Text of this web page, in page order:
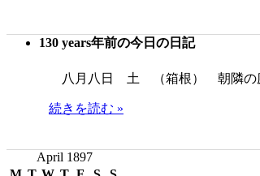
130 years年前の今日の日記
八月八日 土 （箱根） 朝隣の庭
続きを読む »
April 1897